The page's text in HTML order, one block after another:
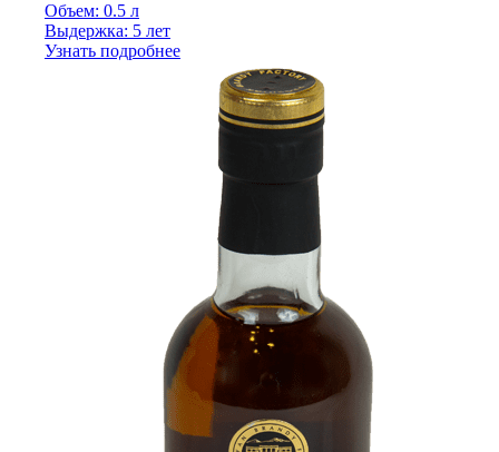
Объем: 0.5 л
Выдержка: 5 лет
Узнать подробнее